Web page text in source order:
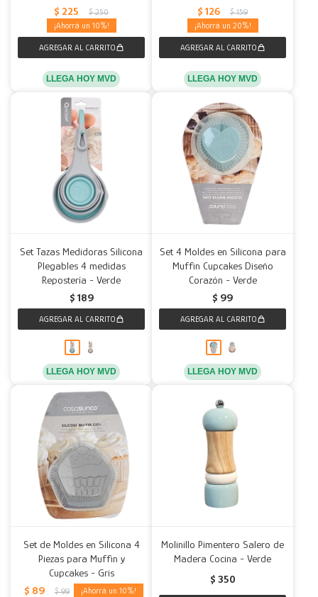
$ 225 $ 250
10
LLEGA HOY MVD
$ 126 $ 159
20
LLEGA HOY MVD
Set Tazas Medidoras Silicona
Plegables 4 medidas
Repostería - Verde
$ 189
LLEGA HOY MVD
Set 4 Moldes en Silicona para
Muffin Cupcakes Diseño
Corazón - Verde
$ 99
LLEGA HOY MVD
Set de Moldes en Silicona 4
Piezas para Muffin y
Cupcakes - Gris
$ 89 $ 99 10
Molinillo Pimentero Salero de
Madera Cocina - Verde
$ 350